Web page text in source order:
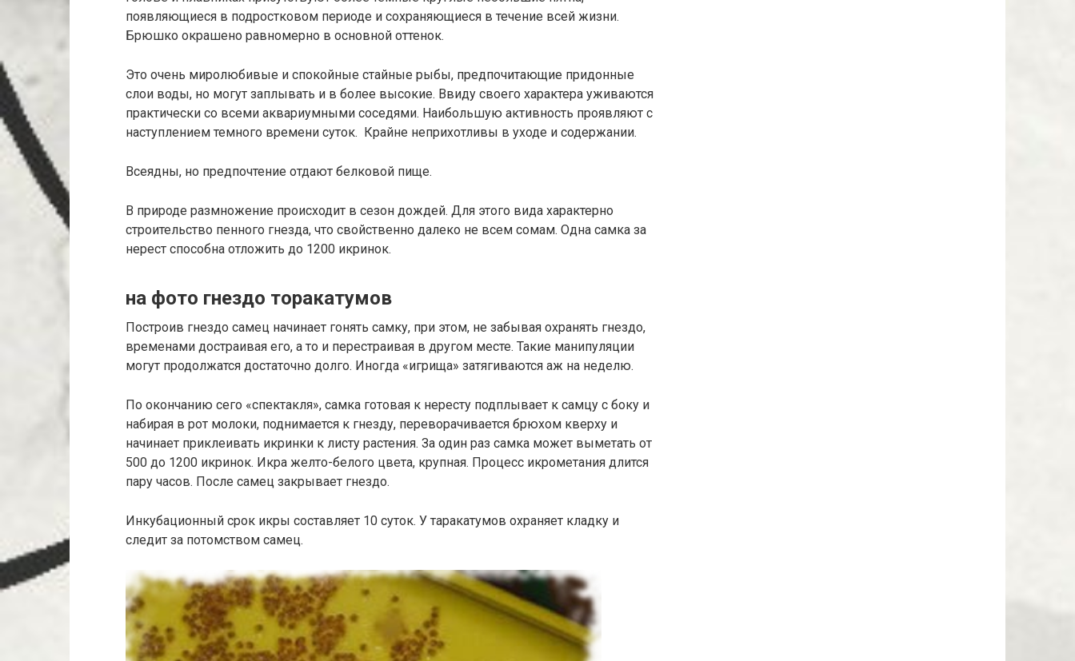
появляющиеся в подростковом периоде и сохраняющиеся в течение всей жизни.
Брюшко окрашено равномерно в основной оттенок.
Это очень миролюбивые и спокойные стайные рыбы, предпочитающие придонные
слои воды, но могут заплывать и в более высокие. Ввиду своего характера уживаются
практически со всеми аквариумными соседями. Наибольшую активность проявляют с
наступлением темного времени суток. Крайне неприхотливы в уходе и содержании.
Всеядны, но предпочтение отдают белковой пище.
В природе размножение происходит в сезон дождей. Для этого вида характерно
строительство пенного гнезда, что свойственно далеко не всем сомам. Одна самка за
нерест способна отложить до 1200 икринок.
на фото гнездо торакатумов
Построив гнездо самец начинает гонять самку, при этом, не забывая охранять гнездо,
временами достраивая его, а то и перестраивая в другом месте. Такие манипуляции
могут продолжатся достаточно долго. Иногда «игрища» затягиваются аж на неделю.
По окончанию сего «спектакля», самка готовая к нересту подплывает к самцу с боку и
набирая в рот молоки, поднимается к гнезду, переворачивается брюхом кверху и
начинает приклеивать икринки к листу растения. За один раз самка может выметать от
500 до 1200 икринок. Икра желто-белого цвета, крупная. Процесс икрометания длится
пару часов. После самец закрывает гнездо.
Инкубационный срок икры составляет 10 суток. У таракатумов охраняет кладку и
следит за потомством самец.